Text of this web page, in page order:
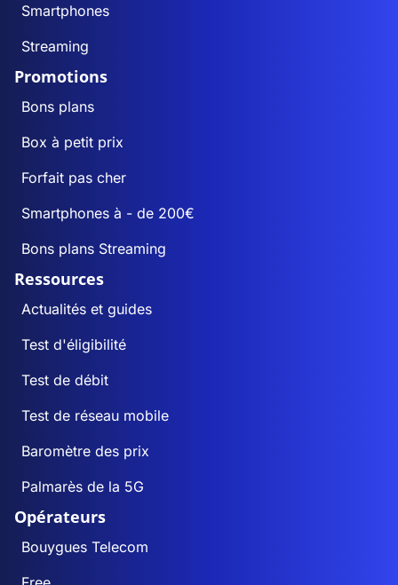
Smartphones
Streaming
Promotions
Bons plans
Box à petit prix
Forfait pas cher
Smartphones à - de 200€
Bons plans Streaming
Ressources
Actualités et guides
Test d'éligibilité
Test de débit
Test de réseau mobile
Baromètre des prix
Palmarès de la 5G
Opérateurs
Bouygues Telecom